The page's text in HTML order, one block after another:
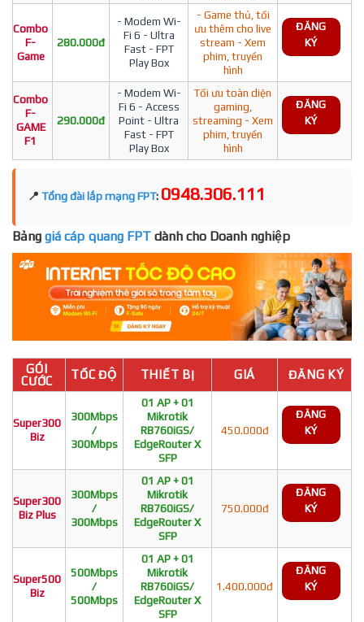
Combo
F-
Game
280.000đ
- Modem Wi-
Fi 6 - Ultra
Fast - FPT
Play Box
- Game thủ, tối
ưu thêm cho live
stream - Xem
phim, truyền
hình
ĐĂNG
KÝ
Combo
F-
GAME
F1
290.000đ
- Modem Wi-
Fi 6 - Access
Point - Ultra
Fast - FPT
Play Box
Tối ưu toàn diện
gaming,
streaming - Xem
phim, truyền
hình
ĐĂNG
KÝ
📍 Tổng đài lắp mạng FPT: 0948.306.111
Bảng giá cáp quang FPT dành cho Doanh nghiệp
GÓI
CƯỚC
TỐC ĐỘ THIẾT BỊ GIÁ ĐĂNG KÝ
Super300
Biz
300Mbps
/
300Mbps
01 AP + 01
Mikrotik
RB760iGS/
EdgeRouter X
SFP
450.000đ
ĐĂNG
KÝ
Super300
Biz Plus
300Mbps
/
300Mbps
01 AP + 01
Mikrotik
RB760iGS/
EdgeRouter X
SFP
750.000đ
ĐĂNG
KÝ
Super500
Biz
500Mbps
/
500Mbps
01 AP + 01
Mikrotik
RB760iGS/
EdgeRouter X
SFP
1.400.000đ
ĐĂNG
KÝ